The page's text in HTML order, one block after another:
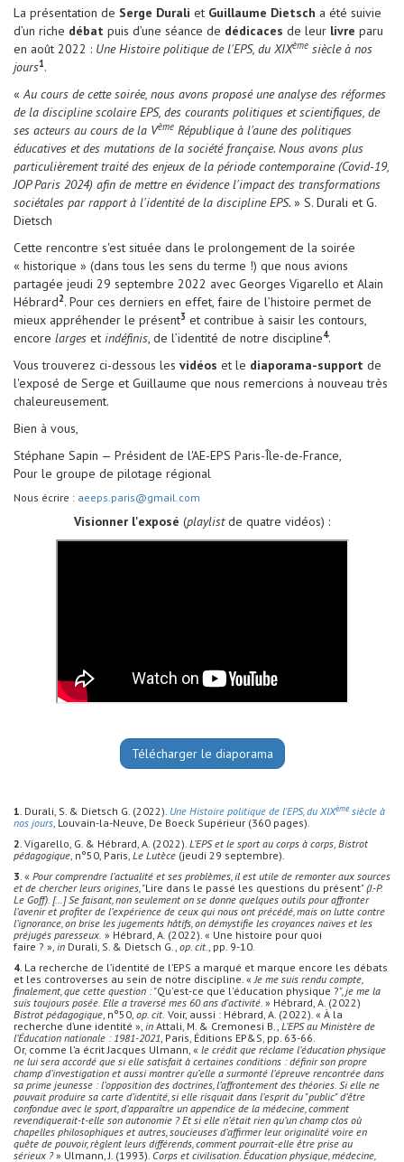
La présentation de Serge Durali et Guillaume Dietsch a été suivie
d’un riche débat puis d’une séance de dédicaces de leur livre paru
en août 2022 : Une Histoire politique de l'EPS, du XIXème siècle à nos
jours1.
«Au cours de cette soirée, nous avons proposé une analyse des réformes
de la discipline scolaire EPS, des courants politiques et scientifiques, de
ses acteurs au cours de la Vème République à l'aune des politiques
éducatives et des mutations de la société française. Nous avons plus
particulièrement traité des enjeux de la période contemporaine (Covid-19,
JOP Paris 2024) afin de mettre en évidence l'impact des transformations
sociétales par rapport à l'identité de la discipline EPS. » S. Durali et G.
Dietsch
Cette rencontre s'est située dans le prolongement de la soirée
« historique » (dans tous les sens du terme !) que nous avions
partagée jeudi 29 septembre 2022 avec Georges Vigarello et Alain
Hébrard2. Pour ces derniers en effet, faire de l’histoire permet de
mieux appréhender le présent3 et contribue à saisir les contours,
encore larges et indéfinis, de l’identité de notre discipline4.
Vous trouverez ci-dessous les vidéos et le diaporama-support de
l'exposé de Serge et Guillaume que nous remercions à nouveau très
chaleureusement.
Bien à vous,
Stéphane Sapin — Président de l'AE-EPS Paris-Île-de-France,
Pour le groupe de pilotage régional
Nous écrire : aeeps.paris@gmail.com
Visionner l'exposé (playlistde quatre vidéos) :
Télécharger le diaporama
1. Durali, S. & Dietsch G. (2022). Une Histoire politique de l'EPS, du XIXème siècle à
nos jours, Louvain-la-Neuve, De Boeck Supérieur (360 pages).
2. Vigarello, G. & Hébrard, A. (2022). L’EPS et le sport au corps à corps, Bistrot
pédagogique, n°50, Paris, Le Lutèce (jeudi 29 septembre).
3. « Pour comprendre l’actualité et ses problèmes, il est utile de remonter aux sources
et de chercher leurs origines, "Lire dans le passé les questions du présent" (J.-P.
Le Goff). […] Se faisant, non seulement on se donne quelques outils pour affronter
l’avenir et profiter de l’expérience de ceux qui nous ont précédé, mais on lutte contre
l’ignorance, on brise les jugements hâtifs, on démystifie les croyances naïves et les
préjugés paresseux. » Hébrard, A. (2022). « Une histoire pour quoi
faire ? », in Durali, S. & Dietsch G., op. cit., pp. 9-10.
4. La recherche de l’identité de l’EPS a marqué et marque encore les débats
et les controverses au sein de notre discipline. « Je me suis rendu compte,
finalement, que cette question : "Qu'est-ce que l'éducation physique ?", je me la
suis toujours posée. Elle a traversé mes 60 ans d'activité. » Hébrard, A. (2022)
Bistrot pédagogique, n°50, op. cit. Voir, aussi : Hébrard, A. (2022). « À la
recherche d’une identité », in Attali, M. & Cremonesi B., L’EPS au Ministère de
l’Éducation nationale : 1981-2021, Paris, Éditions EP&S, pp. 63-66.
Or, comme l’a écrit Jacques Ulmann, « le crédit que réclame l’éducation physique
ne lui sera accordé que si elle satisfait à certaines conditions : définir son propre
champ d’investigation et aussi montrer qu’elle a surmonté l’épreuve rencontrée dans
sa prime jeunesse : l’opposition des doctrines, l’affrontement des théories. Si elle ne
pouvait produire sa carte d’identité, si elle risquait dans l’esprit du "public" d’être
confondue avec le sport, d’apparaître un appendice de la médecine, comment
revendiquerait-t-elle son autonomie ? Et si elle n’était rien qu’un champ clos où
chapelles philosophiques et autres, soucieuses d’affirmer leur originalité voire en
quête de pouvoir, règlent leurs différends, comment pourrait-elle être prise au
sérieux ?» Ulmann, J. (1993). Corps et civilisation. Éducation physique, médecine,